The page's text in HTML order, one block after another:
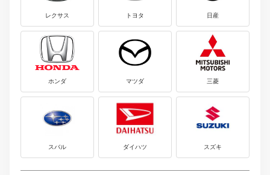
レクサス トヨタ 日産
ホンダ マツダ 三菱
スバル ダイハツ スズキ